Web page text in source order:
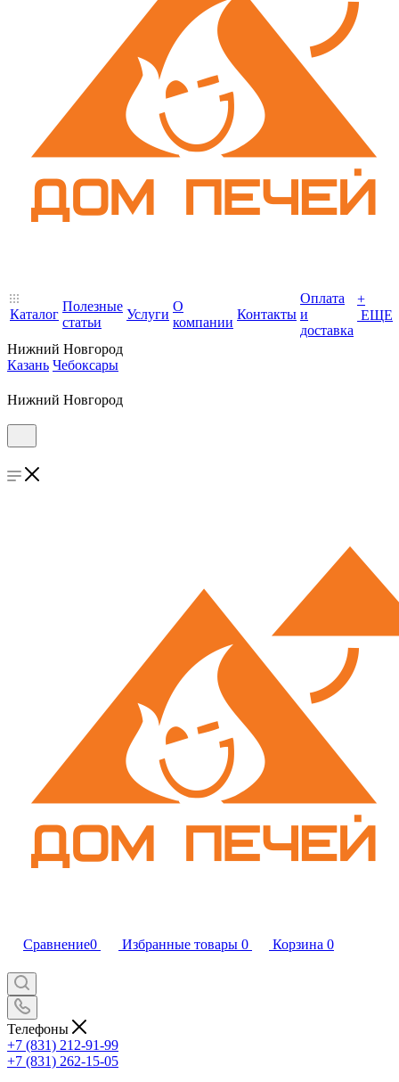
Каталог
Полезные
статьи
Услуги
О
компании
Контакты
Оплата
и
доставка
+
ЕЩЕ
Нижний Новгород
Казань Чебоксары
Нижний Новгород
Сравнение0 Избранные товары 0 Корзина 0
Телефоны
+7 (831) 212-91-99
+7 (831) 262-15-05